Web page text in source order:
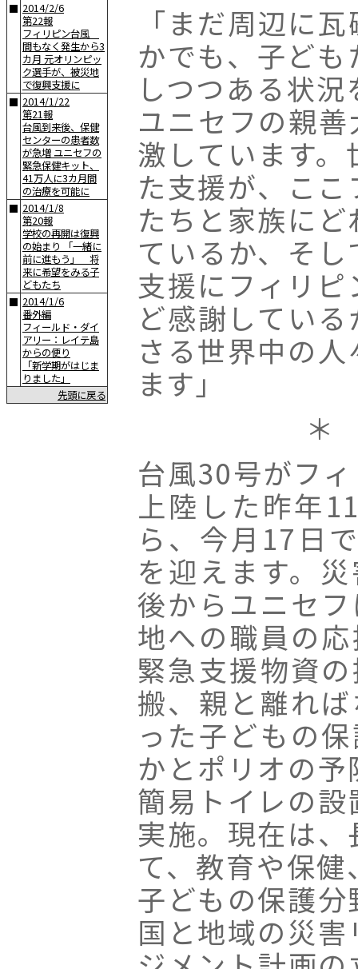
■ 2014/2/6
第22報
フィリピン台風
間もなく発生から3
カ月 元オリンピッ
ク選手が、被災地
で復興支援に
■ 2014/1/22
第21報
台風到来後、保健
センターの患者数
が急増 ユニセフの
緊急保健キット、
41万人に3カ月間
の治療を可能に
■ 2014/1/8
第20報
学校の再開は復興
の始まり 「一緒に
前に進もう」 将
来に希望をみる子
どもたち
■ 2014/1/6
番外編
フィールド・ダイ
アリー：レイテ島
からの便り
「新学期がはじま
りました」
先頭に戻る
「まだ周辺に
かでも、子ど
しつつある状
ユニセフの親
激しています
た支援が、こ
たちと家族に
ているか、そ
支援にフィリ
ど感謝してい
さる世界中の
ます」
＊
台風30号がフ
上陸した昨年
ら、今月17日
を迎えます。
後からユニセ
地への職員の
緊急支援物資
搬、親と離れ
った子どもの
かとポリオの
簡易トイレの
実施。現在は
て、教育や保
子どもの保護
国と地域の災